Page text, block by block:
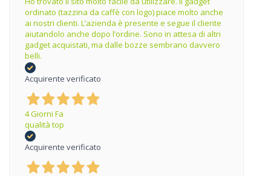
ordinato (tazzina da caffè con logo) piace molto anche
ai nostri clienti. L’azienda è presente e segue il cliente
aiutandolo anche dopo l’ordine. Sono in attesa di altri
gadget acquistati, ma dalle bozze sembrano davvero
belli.
Acquirente verificato
4 Giorni Fa
qualità top
Acquirente verificato